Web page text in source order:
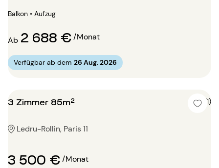
Balkon • Aufzug
Ab 2 688 €/Monat
Verfügbar ab dem 26 Aug. 2026
3 Zimmer 85m² 5 (1)
Ledru-Rollin, Paris 11
3 500 €/Monat